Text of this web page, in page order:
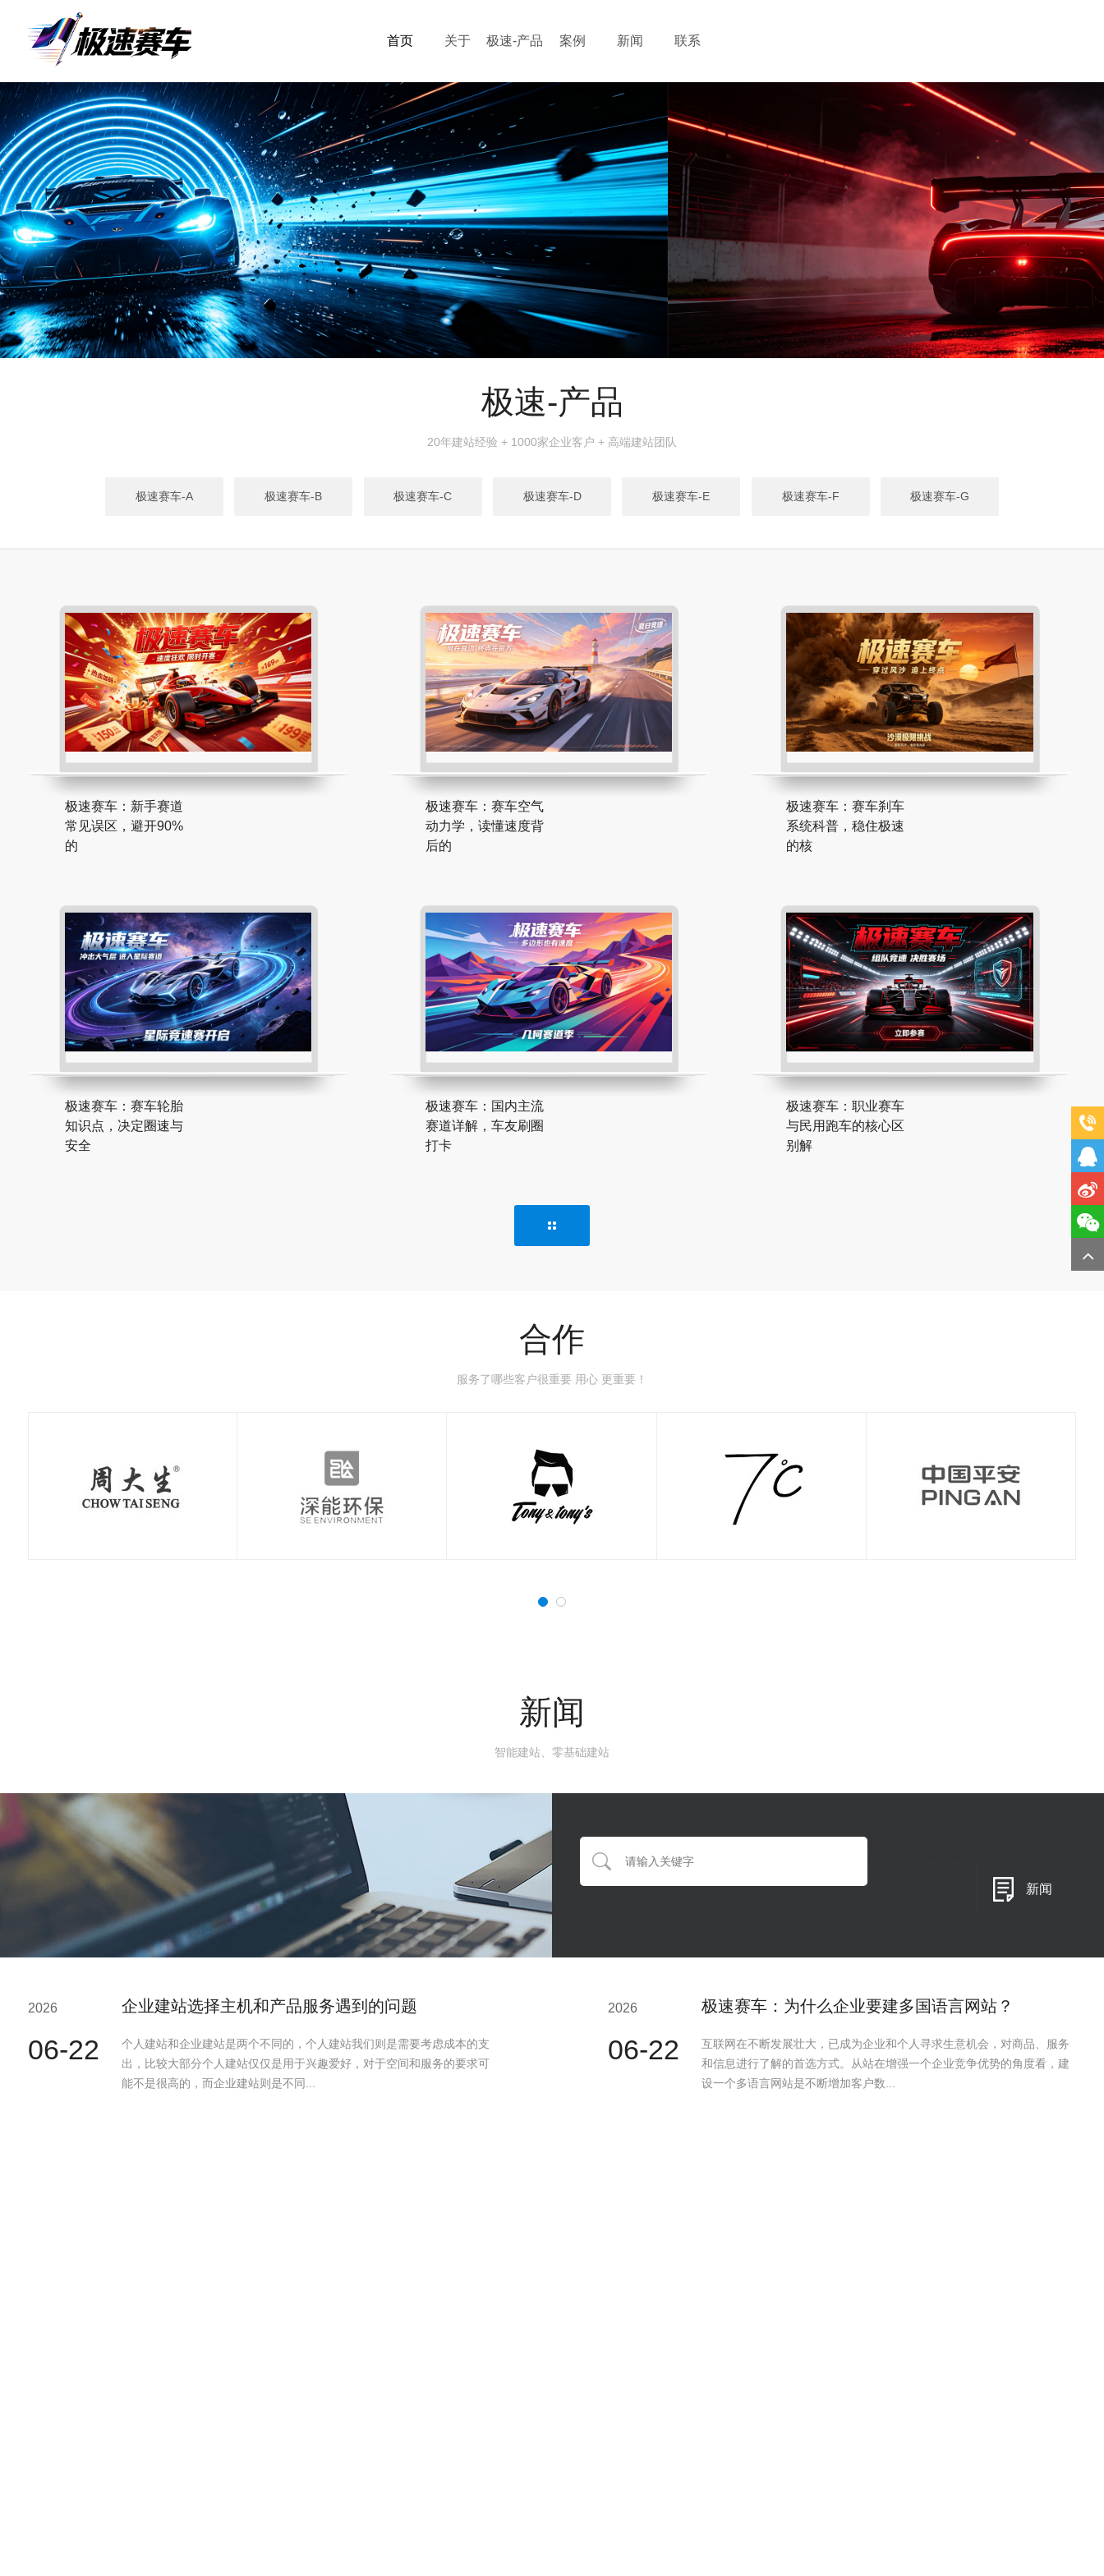
首页 关于 极速-产品 案例 新闻 联系
极速-产品
20年建站经验 + 1000家企业客户 + 高端建站团队
极速赛车-A 极速赛车-B 极速赛车-C 极速赛车-D 极速赛车-E 极速赛车-F 极速赛车-G
极速赛车：新手赛道
常见误区，避开90%
的
极速赛车：赛车空气
动力学，读懂速度背
后的
极速赛车：赛车刹车
系统科普，稳住极速
的核
极速赛车：赛车轮胎
知识点，决定圈速与
安全
极速赛车：国内主流
赛道详解，车友刷圈
打卡
极速赛车：职业赛车
与民用跑车的核心区
别解
合作
服务了哪些客户很重要 用心 更重要！
新闻
智能建站、零基础建站
{eyou:searchform type='default'}
新闻
2026
06-22
企业建站选择主机和产品服务遇到的问题
个人建站和企业建站是两个不同的，个人建站我们则是需要考虑成本的支
出，比较大部分个人建站仅仅是用于兴趣爱好，对于空间和服务的要求可
能不是很高的，而企业建站则是不同...
2026
06-22
极速赛车：为什么企业要建多国语言网站？
互联网在不断发展壮大，已成为企业和个人寻求生意机会，对商品、服务
和信息进行了解的首选方式。从站在增强一个企业竞争优势的角度看，建
设一个多语言网站是不断增加客户数...